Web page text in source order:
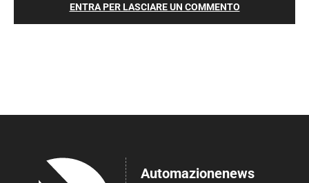
ENTRA PER LASCIARE UN COMMENTO
Automazionenews